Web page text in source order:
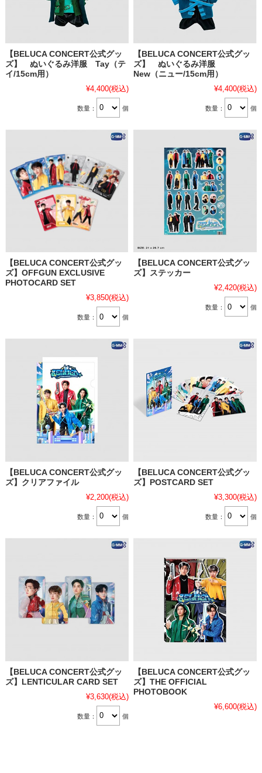
【BELUCA CONCERT公式グッ
ズ】 ぬいぐるみ洋服 Tay（テ
イ/15cm用）
¥4,400(税込)
数量： 個
【BELUCA CONCERT公式グッ
ズ】 ぬいぐるみ洋服
New（ニュー/15cm用）
¥4,400(税込)
数量： 個
【BELUCA CONCERT公式グッ
ズ】OFFGUN EXCLUSIVE
PHOTOCARD SET
¥3,850(税込)
数量： 個
【BELUCA CONCERT公式グッ
ズ】ステッカー
¥2,420(税込)
数量： 個
【BELUCA CONCERT公式グッ
ズ】クリアファイル
¥2,200(税込)
数量： 個
【BELUCA CONCERT公式グッ
ズ】POSTCARD SET
¥3,300(税込)
数量： 個
【BELUCA CONCERT公式グッ
ズ】LENTICULAR CARD SET
¥3,630(税込)
数量： 個
【BELUCA CONCERT公式グッ
ズ】THE OFFICIAL
PHOTOBOOK
¥6,600(税込)